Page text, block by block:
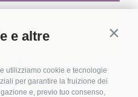
e altre
utilizziamo cookie e tecnologie
per garantire la fruizione dei
e, previo tuo consenso,